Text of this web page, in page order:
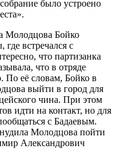
было устроено
Молодцова Бойко
встречался с
что партизанка
что в отряде
По её словам, Бойко в
выйти в город для
чина. При этом
идти на контакт, но для
с Бадаевым.
Молодцова пойти
Александрович